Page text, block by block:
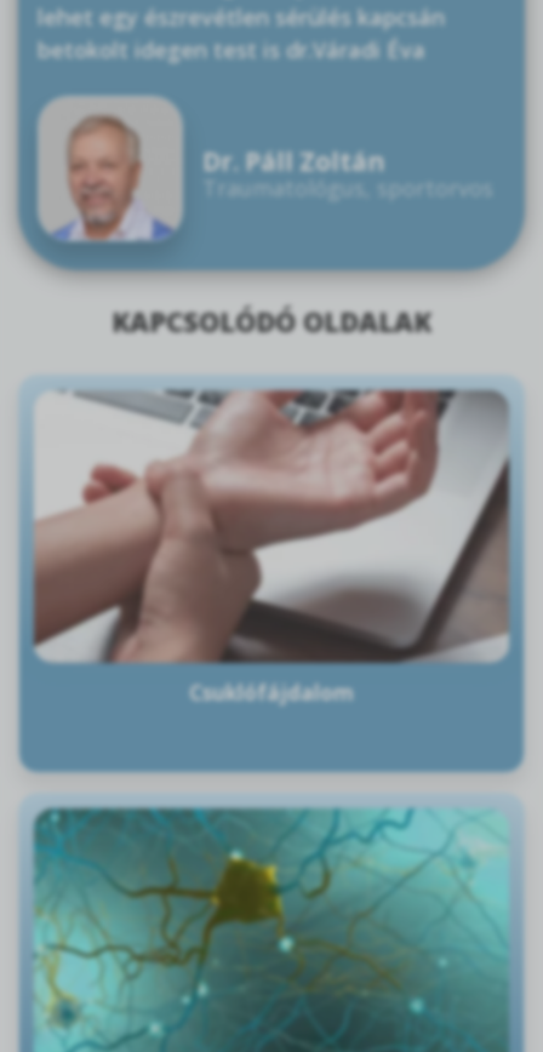
lehet egy észrevétlen sérülés kapcsán
betokolt idegen test is dr.Váradi Éva
Dr. Páll Zoltán
Traumatológus, sportorvos
KAPCSOLÓDÓ OLDALAK
Csuklófájdalom